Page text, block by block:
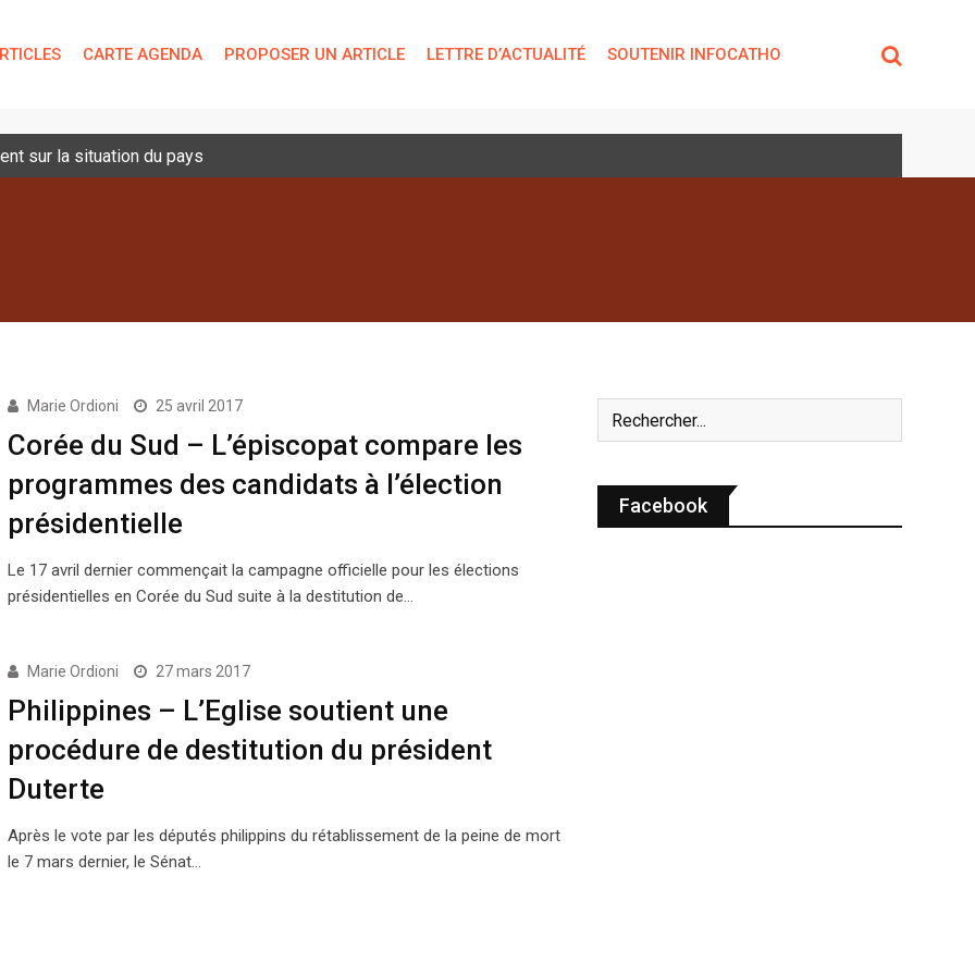
CARTE AGENDA PROPOSER UN ARTICLE LETTRE D’ACTUALITÉ SOUTENIR INFOCATHO
sur la situation du pays
Marie Ordioni 25 avril 2017
Corée du Sud – L’épiscopat compare les
programmes des candidats à l’élection
présidentielle
Le 17 avril dernier commençait la campagne officielle pour les élections
présidentielles en Corée du Sud suite à la destitution de…
Marie Ordioni 27 mars 2017
Philippines – L’Eglise soutient une
procédure de destitution du président
Duterte
Après le vote par les députés philippins du rétablissement de la peine de mort
le 7 mars dernier, le Sénat…
Facebook